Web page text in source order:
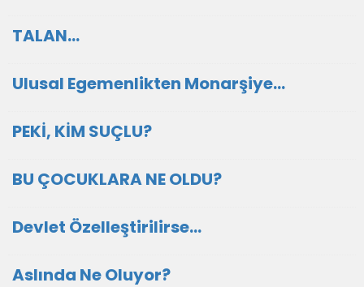
TALAN…
Ulusal Egemenlikten Monarşiye…
PEKİ, KİM SUÇLU?
BU ÇOCUKLARA NE OLDU?
Devlet Özelleştirilirse…
Aslında Ne Oluyor?